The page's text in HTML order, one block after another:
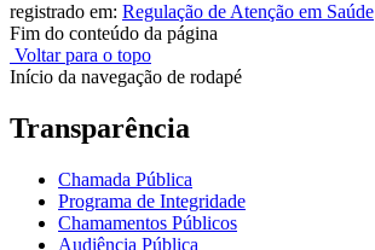
registrado em: Regulação de Atenção em Saúde
Fim do conteúdo da página
Voltar para o topo
Início da navegação de rodapé
Transparência
Chamada Pública
Programa de Integridade
Chamamentos Públicos
Audiência Pública